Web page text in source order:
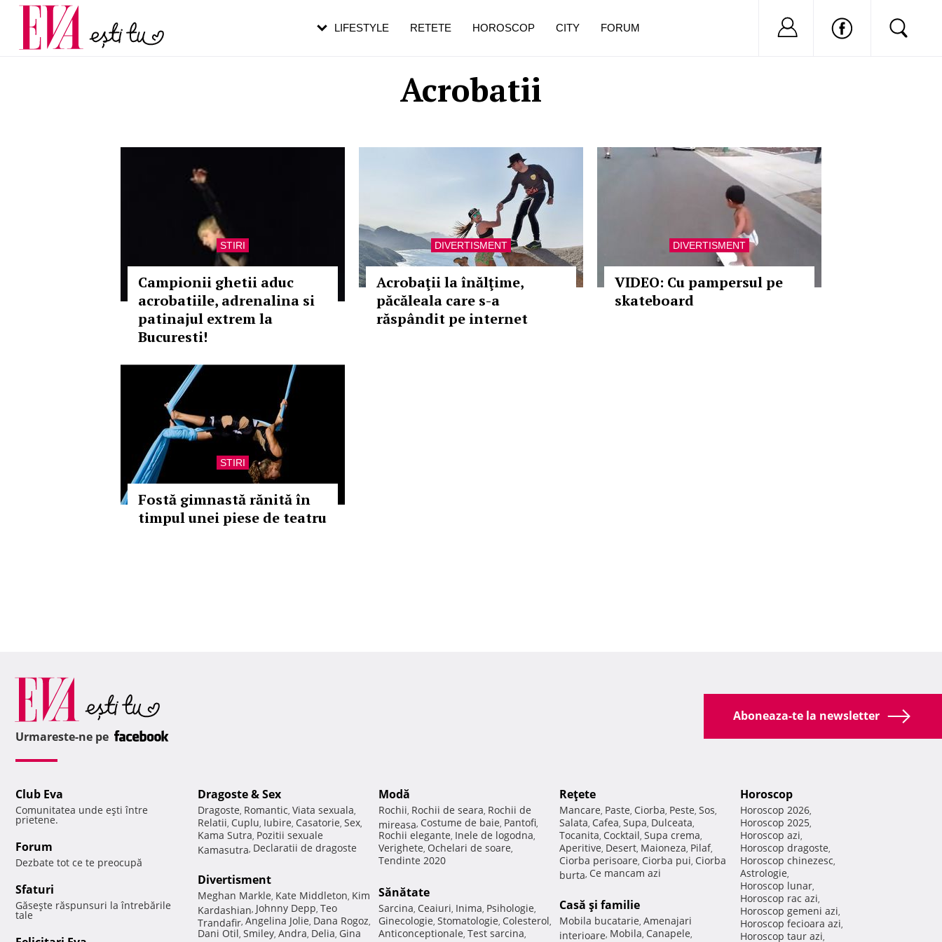
Acrobatii
STIRI
Campionii ghetii aduc
acrobatiile, adrenalina si
patinajul extrem la
Bucuresti!
DIVERTISMENT
Acrobaţii la înălţime,
păcăleala care s-a
răspândit pe internet
DIVERTISMENT
VIDEO: Cu pampersul pe
skateboard
STIRI
Fostă gimnastă rănită în
timpul unei piese de teatru
LIFESTYLE RETETE HOROSCOP CITY FORUM Nu ai cont?
Carieră
Actualitate
pe măsură ce înaintezi în vârstă
Aboneaza-te la newsletter
Urmareste-ne pe
Club Eva
Comunitatea unde eşti între
prietene.
Forum
Dezbate tot ce te preocupă
Sfaturi
Găseşte răspunsuri la întrebările
tale
Dragoste & Sex
Dragoste, Romantic, Viata sexuala,
Relatii, Cuplu, Iubire, Casatorie, Sex,
Kama Sutra, Pozitii sexuale
Kamasutra, Declaratii de dragoste
Divertisment
Meghan Markle, Kate Middleton, Kim
Kardashian, Johnny Depp, Teo
Trandafir, Angelina Jolie, Dana Rogoz,
Dani Otil, Smiley, Andra, Delia, Gina
Modă
Rochii, Rochii de seara, Rochii de
mireasa, Costume de baie, Pantofi,
Rochii elegante, Inele de logodna,
Verighete, Ochelari de soare,
Tendinte 2020
Sănătate
Sarcina, Ceaiuri, Inima, Psihologie,
Ginecologie, Stomatologie, Colesterol,
Anticonceptionale, Test sarcina,
Reţete
Mancare, Paste, Ciorba, Peste, Sos,
Salata, Cafea, Supa, Dulceata,
Tocanita, Cocktail, Supa crema,
Aperitive, Desert, Maioneza, Pilaf,
Ciorba perisoare, Ciorba pui, Ciorba
burta, Ce mancam azi
Casă şi familie
Mobila bucatarie, Amenajari
interioare, Mobila, Canapele,
Horoscop
Horoscop 2026,
Horoscop 2025,
Horoscop azi,
Horoscop dragoste,
Horoscop chinezesc,
Astrologie,
Horoscop lunar,
Horoscop rac azi,
Horoscop gemeni azi,
Horoscop fecioara azi,
Horoscop taur azi,